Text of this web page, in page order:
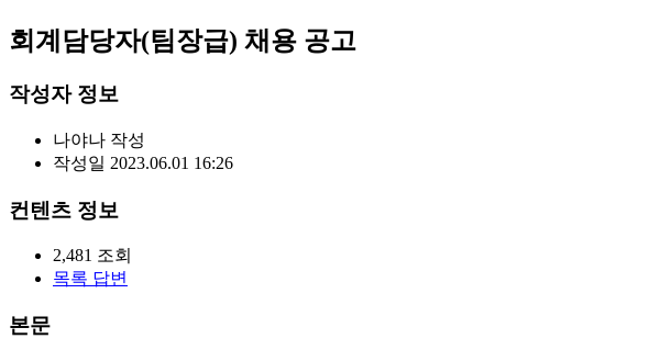
회계담당자(팀장급) 채용 공고
작성자 정보
나야나 작성
작성일 2023.06.01 16:26
컨텐츠 정보
2,481 조회
목록 답변
본문